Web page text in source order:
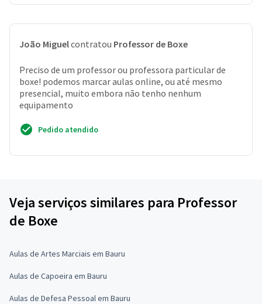
João Miguelcontratou Professor de Boxe
Preciso de um professor ou professora particular de
boxe! podemos marcar aulas online, ou até mesmo
presencial, muito embora não tenho nenhum
equipamento
Pedido atendido
Veja serviços similares para Professor
de Boxe
Aulas de Artes Marciais em Bauru
Aulas de Capoeira em Bauru
Aulas de Defesa Pessoal em Bauru